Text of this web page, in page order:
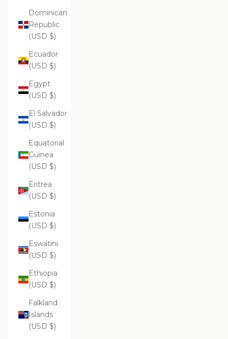
Dominican
Republic
(USD $)
Ecuador
(USD $)
Egypt
(USD $)
El Salvador
(USD $)
Equatorial
Guinea
(USD $)
Eritrea
(USD $)
Estonia
(USD $)
Eswatini
(USD $)
Ethiopia
(USD $)
Falkland
Islands
(USD $)